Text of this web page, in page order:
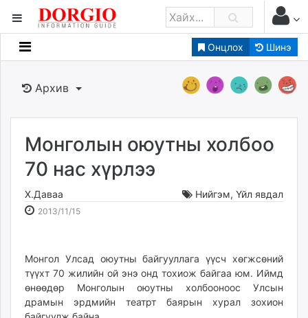
Онцлох Шинэ
Мэдээллийн
Банк санхүү
Бизнес ААН
Төрийн
dorgio.mn
Gogo.mn
zindaa.mn
Baabar.mn
tovch.mn
Архив
Монголын оюутны холбоо
70 нас хүрлээ
Х.Даваа Нийгэм, Үйл явдал
2013/11/152013-
19:24:18
2026-
18:55:45
Монгол Улсад оюутны байгууллага үүсч хөгжсөний
түүхт 70 жилийн ой энэ онд тохиож байгаа юм. Иймд
өнөөдөр Монголын оюутны холбооноос Улсын
драмын эрдмийн театрт баярын хурал зохион